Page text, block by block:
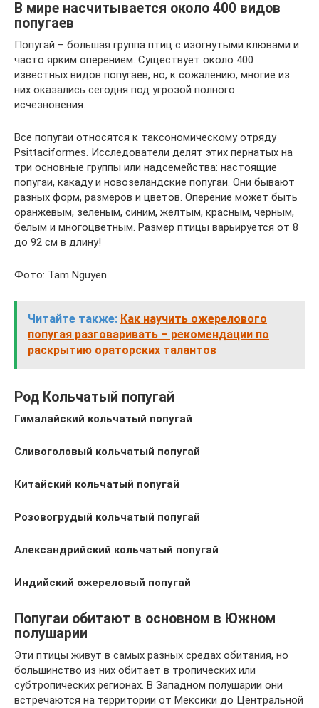
В мире насчитывается около 400 видов
попугаев
Попугай – большая группа птиц с изогнутыми клювами и
часто ярким оперением. Существует около 400
известных видов попугаев, но, к сожалению, многие из
них оказались сегодня под угрозой полного
исчезновения.
Все попугаи относятся к таксономическому отряду
Psittaciformes. Исследователи делят этих пернатых на
три основные группы или надсемейства: настоящие
попугаи, какаду и новозеландские попугаи. Они бывают
разных форм, размеров и цветов. Оперение может быть
оранжевым, зеленым, синим, желтым, красным, черным,
белым и многоцветным. Размер птицы варьируется от 8
до 92 см в длину!
Фото: Tam Nguyen
Читайте также: Как научить ожерелового
попугая разговаривать – рекомендации по
раскрытию ораторских талантов
Род Кольчатый попугай
Гималайский кольчатый попугай
Сливоголовый кольчатый попугай
Китайский кольчатый попугай
Розовогрудый кольчатый попугай
Александрийский кольчатый попугай
Индийский ожереловый попугай
Попугаи обитают в основном в Южном
полушарии
Эти птицы живут в самых разных средах обитания, но
большинство из них обитает в тропических или
субтропических регионах. В Западном полушарии они
встречаются на территории от Мексики до Центральной